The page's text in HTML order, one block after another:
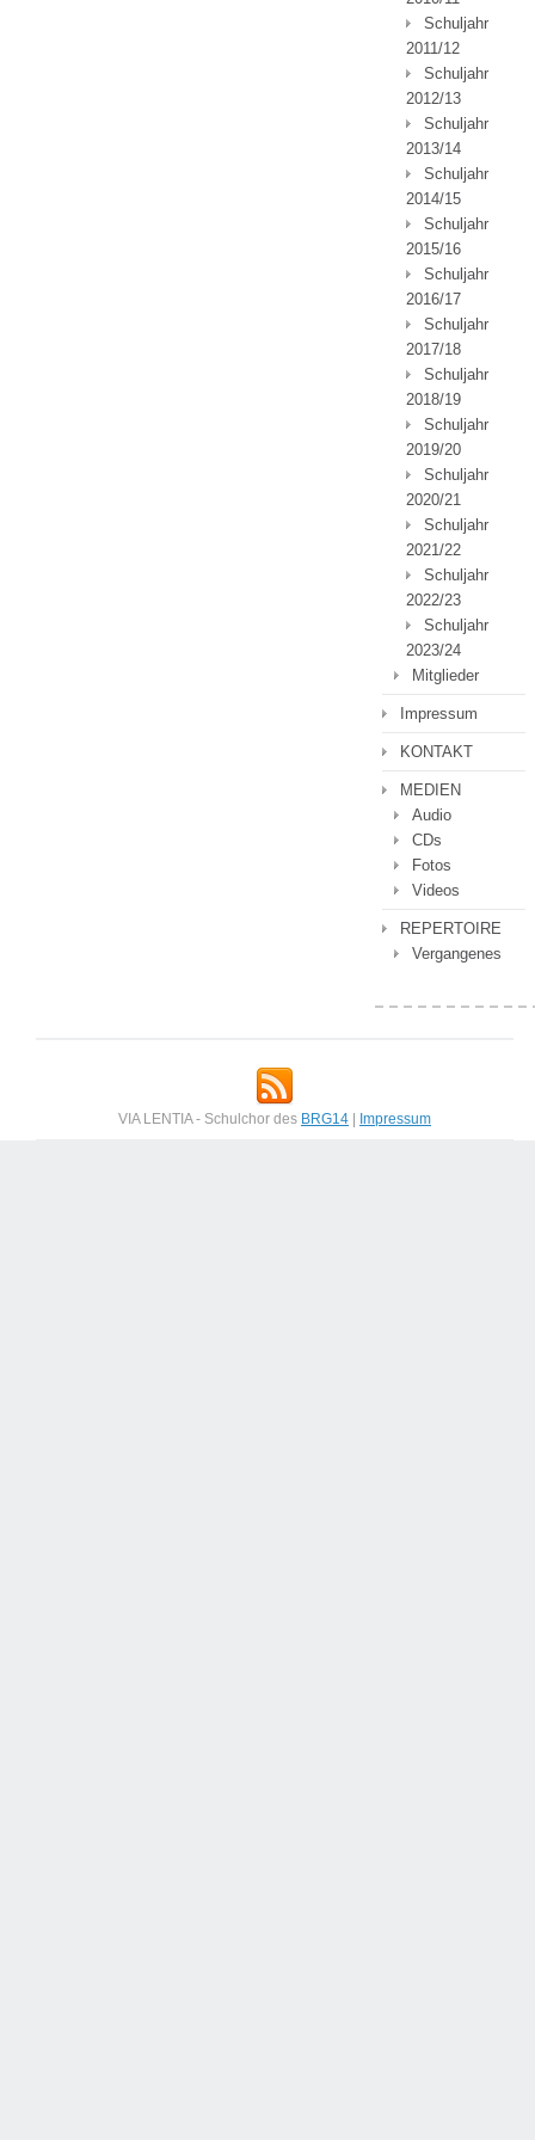
Schuljahr
2011/12
Schuljahr
2012/13
Schuljahr
2013/14
Schuljahr
2014/15
Schuljahr
2015/16
Schuljahr
2016/17
Schuljahr
2017/18
Schuljahr
2018/19
Schuljahr
2019/20
Schuljahr
2020/21
Schuljahr
2021/22
Schuljahr
2022/23
Schuljahr
2023/24
Mitglieder
Impressum
KONTAKT
MEDIEN
Audio
CDs
Fotos
Videos
REPERTOIRE
Vergangenes
VIA LENTIA - Schulchor des BRG14 Impressum